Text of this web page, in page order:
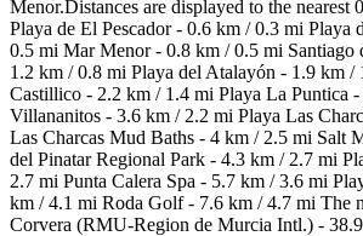
Menor.Distances are displayed to the nearest
Playa de El Pescador - 0.6 km / 0.3 mi Playa
0.5 mi Mar Menor - 0.8 km / 0.5 mi Santiago
1.2 km / 0.8 mi Playa del Atalayón - 1.9 km /
Castillico - 2.2 km / 1.4 mi Playa La Puntica
Villananitos - 3.6 km / 2.2 mi Playa Las
Las Charcas Mud Baths - 4 km / 2.5 mi Salt
del Pinatar Regional Park - 4.3 km / 2.7 mi
2.7 mi Punta Calera Spa - 5.7 km / 3.6 mi
km / 4.1 mi Roda Golf - 7.6 km / 4.7 mi The
Corvera (RMU-Region de Murcia Intl.) -